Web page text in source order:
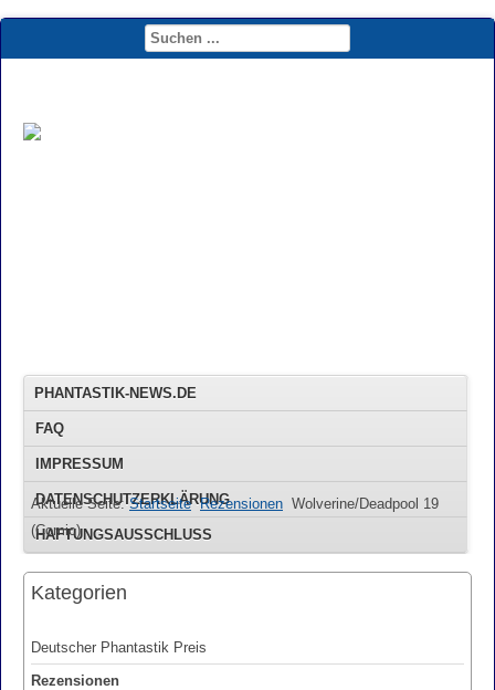
PHANTASTIK-NEWS.DE
FAQ
IMPRESSUM
DATENSCHUTZERKLÄRUNG
HAFTUNGSAUSSCHLUSS
Aktuelle Seite:Startseite Rezensionen Wolverine/Deadpool 19
(Comic)
Kategorien
Deutscher Phantastik Preis
Rezensionen